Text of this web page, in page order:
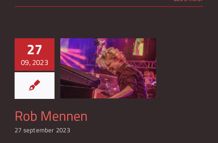
27
09, 2023
Mennen
Rob Mennen
27 september 2023